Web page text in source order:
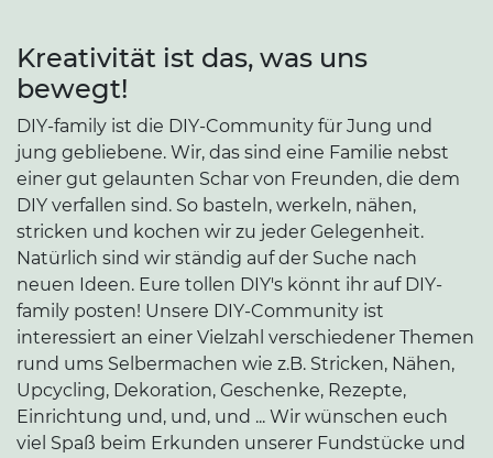
Kreativität ist das, was uns
bewegt!
DIY-family ist die DIY-Community für Jung und
jung gebliebene. Wir, das sind eine Familie nebst
einer gut gelaunten Schar von Freunden, die dem
DIY verfallen sind. So basteln, werkeln, nähen,
stricken und kochen wir zu jeder Gelegenheit.
Natürlich sind wir ständig auf der Suche nach
neuen Ideen. Eure tollen DIY's könnt ihr auf DIY-
family posten! Unsere DIY-Community ist
interessiert an einer Vielzahl verschiedener Themen
rund ums Selbermachen wie z.B. Stricken, Nähen,
Upcycling, Dekoration, Geschenke, Rezepte,
Einrichtung und, und, und ... Wir wünschen euch
viel Spaß beim Erkunden unserer Fundstücke und